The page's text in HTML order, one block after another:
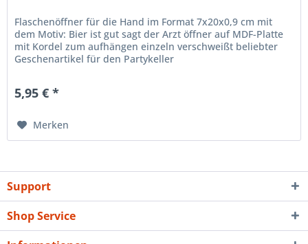
Flaschenöffner für die Hand im Format 7x20x0,9 cm mit
dem Motiv: Bier ist gut sagt der Arzt öffner auf MDF-Platte
mit Kordel zum aufhängen einzeln verschweißt beliebter
Geschenartikel für den Partykeller
5,95 € *
Merken
Support
Shop Service